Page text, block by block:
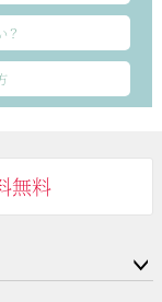
？
無料